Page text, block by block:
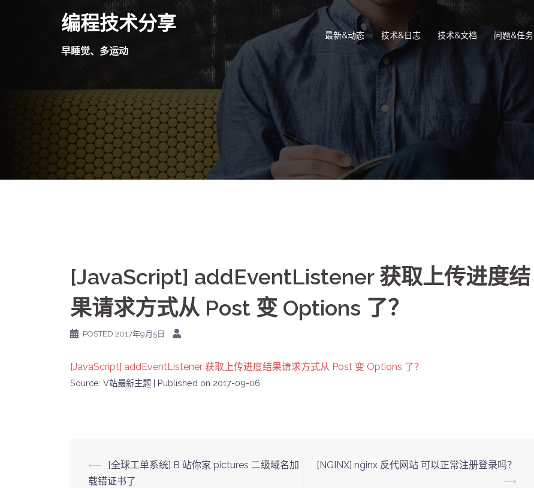
编程技术分享
早睡觉、多运动
最新&动态 技术&日志 技术&文档 问题&任务
[JavaScript] addEventListener 获取上传进度结
果请求方式从 Post 变 Options 了？
POSTED 2017年9月5日
[JavaScript] addEventListener 获取上传进度结果请求方式从 Post 变 Options 了？
Source: V站最新主题 Published on 2017-09-06
Post
⟵
[全球工单系统] B 站你家 pictures 二级域名加
载错证书了
[NGINX] nginx 反代网站 可以正常注册登录吗？
⟶